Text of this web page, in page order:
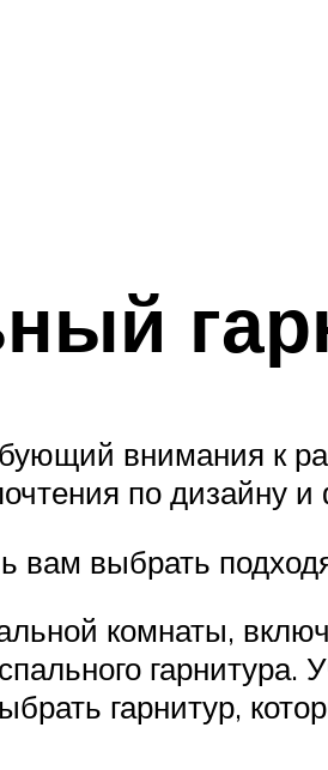
внимания к
по дизайну и
вам выбрать
комнаты,
гарнитура.
гарнитур,